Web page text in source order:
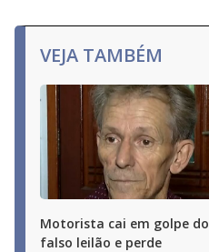
VEJA TAMBÉM
Motorista cai em golpe do
falso leilão e perde